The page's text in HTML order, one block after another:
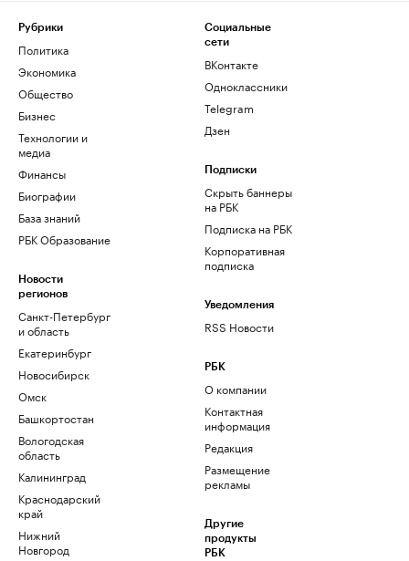
Рубрики
Политика
Экономика
Общество
Бизнес
Технологии и
медиа
Финансы
Биографии
База знаний
РБК Образование
Новости
регионов
Санкт-Петербург
и область
Екатеринбург
Новосибирск
Омск
Башкортостан
Вологодская
область
Калининград
Краснодарский
край
Нижний
Новгород
Социальные
сети
ВКонтакте
Одноклассники
Telegram
Дзен
Подписки
Скрыть баннеры
на РБК
Подписка на РБК
Корпоративная
подписка
Уведомления
RSS Новости
РБК
О компании
Контактная
информация
Редакция
Размещение
рекламы
Другие
продукты
РБК